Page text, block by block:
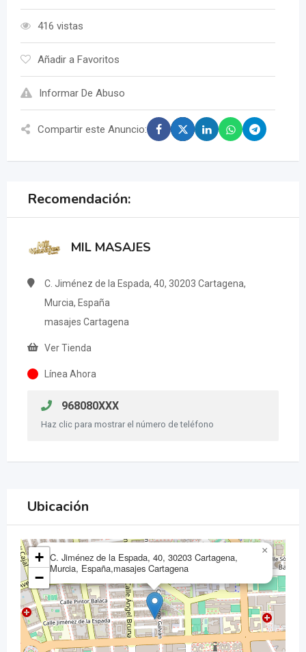
416 vistas
Añadir a Favoritos
Informar De Abuso
Compartir este Anuncio:
Recomendación:
MIL MASAJES
C. Jiménez de la Espada, 40, 30203 Cartagena,
Murcia, España
masajes Cartagena
Ver Tienda
Línea Ahora
968080XXX
Haz clic para mostrar el número de teléfono
Ubicación
C. Jiménez de la Espada, 40, 30203 Cartagena,
Murcia, España,masajes Cartagena
×
+
−